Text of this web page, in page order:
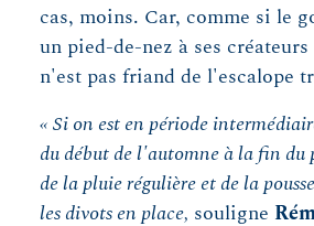
cas, moins. Car, comme si le
un pied-de-nez à ses
n'est pas friand de l'escalope
« Si on est en période
du début de l'automne à la fin du
de la pluie régulière et de la
les divots en place, souligne